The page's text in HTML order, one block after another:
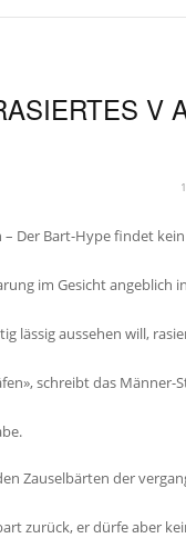
V
Der Bart-Hype findet
im Gesicht angeblich
lässig aussehen will,
schreibt das Männer-
Zauselbärten der
zurück, er dürfe aber